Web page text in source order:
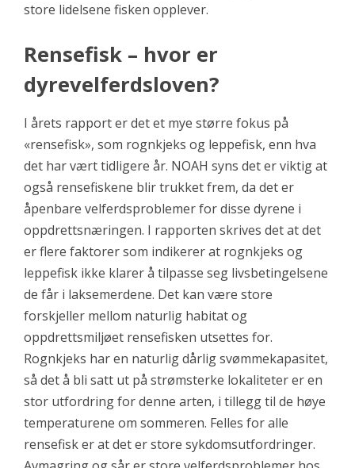
store lidelsene fisken opplever.
Rensefisk – hvor er
dyrevelferdsloven?
I årets rapport er det et mye større fokus på
«rensefisk», som rognkjeks og leppefisk, enn hva
det har vært tidligere år. NOAH syns det er viktig at
også rensefiskene blir trukket frem, da det er
åpenbare velferdsproblemer for disse dyrene i
oppdrettsnæringen. I rapporten skrives det at det
er flere faktorer som indikerer at rognkjeks og
leppefisk ikke klarer å tilpasse seg livsbetingelsene
de får i laksemerdene. Det kan være store
forskjeller mellom naturlig habitat og
oppdrettsmiljøet rensefisken utsettes for.
Rognkjeks har en naturlig dårlig svømmekapasitet,
så det å bli satt ut på strømsterke lokaliteter er en
stor utfordring for denne arten, i tillegg til de høye
temperaturene om sommeren. Felles for alle
rensefisk er at det er store sykdomsutfordringer.